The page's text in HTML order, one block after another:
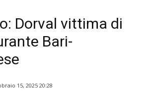
Dorval vittima di
Bari-
15, 2025 20:28